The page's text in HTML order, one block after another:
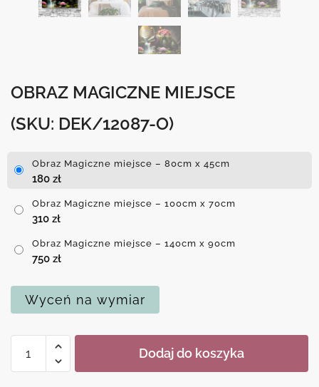
OBRAZ MAGICZNE MIEJSCE
(SKU: DEK/12087-O)
Obraz Magiczne miejsce – 80cm x 45cm
180 zł
Obraz Magiczne miejsce – 100cm x 70cm
310 zł
Obraz Magiczne miejsce – 140cm x 90cm
750 zł
Wyceń na wymiar
Obraz
Dodaj do koszyka